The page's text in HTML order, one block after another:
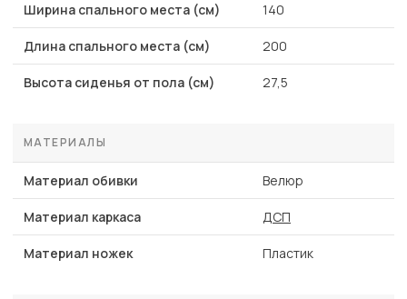
Ширина спального места (см) 140
Длина спального места (см) 200
Высота сиденья от пола (см) 27,5
МАТЕРИАЛЫ
Материал обивки Велюр
Материал каркаса ДСП
Материал ножек Пластик